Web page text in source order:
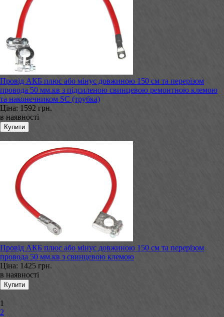
Провід АКБ плюс або мінус довжиною 150 см та перерізом
провода 50 мм.кв з підсиленою свинцевою ремонтною клемою
та наконечником SC (трубка)
Ціна: 1592 грн.
в наявності
Провід АКБ плюс або мінус довжиною 150 см та перерізом
провода 50 мм.кв з свинцевою клемою
Ціна: 1425 грн.
в наявності
1
2